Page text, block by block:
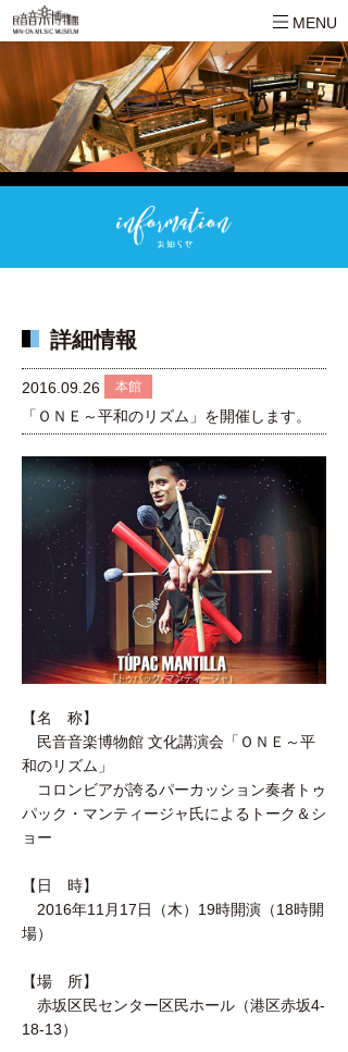
MENU
詳細情報
2016.09.26 本館
「ＯＮＥ～平和のリズム」を開催します。
【名 称】
民音音楽博物館 文化講演会「ＯＮＥ～平
和のリズム」
コロンビアが誇るパーカッション奏者トゥ
パック・マンティージャ氏によるトーク＆シ
ョー
【日 時】
2016年11月17日（木）19時開演（18時開
場）
【場 所】
赤坂区民センター区民ホール（港区赤坂4-
18-13）